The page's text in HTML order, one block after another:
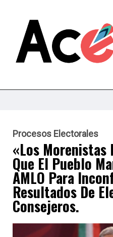
Procesos Electorales
«Los Morenistas
Que El Pueblo
AMLO Para
Resultados De
Consejeros.